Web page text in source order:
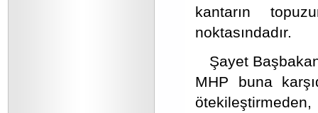
kantarın
noktasındadır.
Şayet
MHP buna